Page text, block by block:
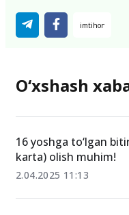
O‘xshash
16 yoshga to‘lgan
karta) olish muhim!
2.04.2025 11:13